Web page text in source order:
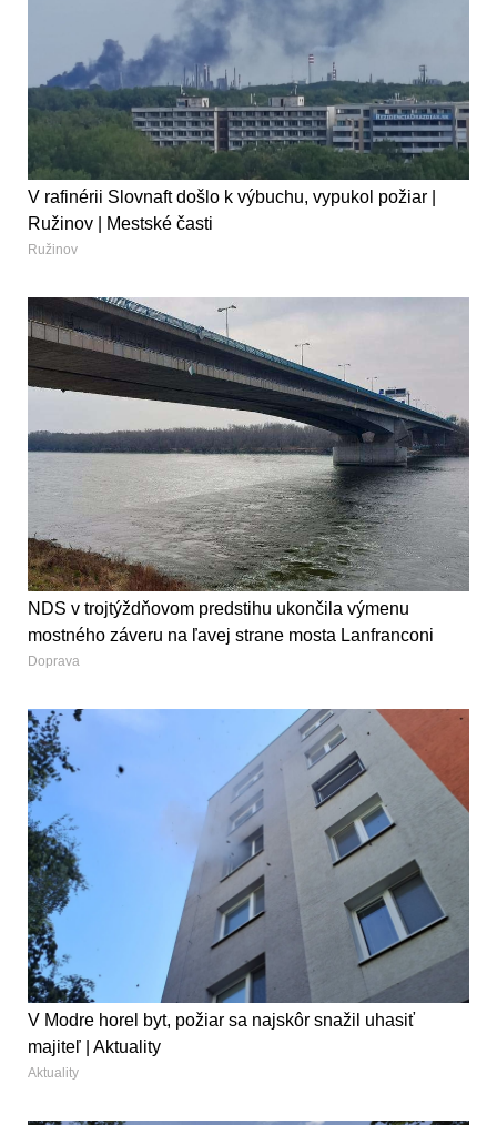
V rafinérii Slovnaft došlo k výbuchu, vypukol požiar |
Ružinov | Mestské časti
Ružinov
NDS v trojtýždňovom predstihu ukončila výmenu
mostného záveru na ľavej strane mosta Lanfranconi
Doprava
V Modre horel byt, požiar sa najskôr snažil uhasiť
majiteľ | Aktuality
Aktuality